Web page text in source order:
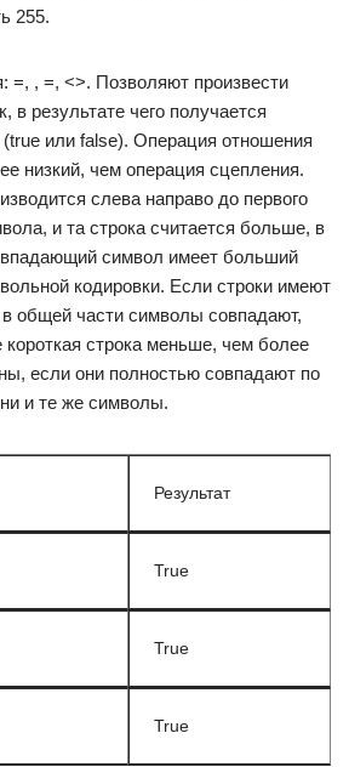
255.
=, , =, <>. Позволяют произвести
в результате чего получается
(true или false). Операция отношения
низкий, чем операция сцепления.
слева направо до первого
и та строка считается больше, в
символ имеет больший
кодировки. Если строки имеют
общей части символы совпадают,
короткая строка меньше, чем более
если они полностью совпадают по
и те же символы.
Результат
True
True
True